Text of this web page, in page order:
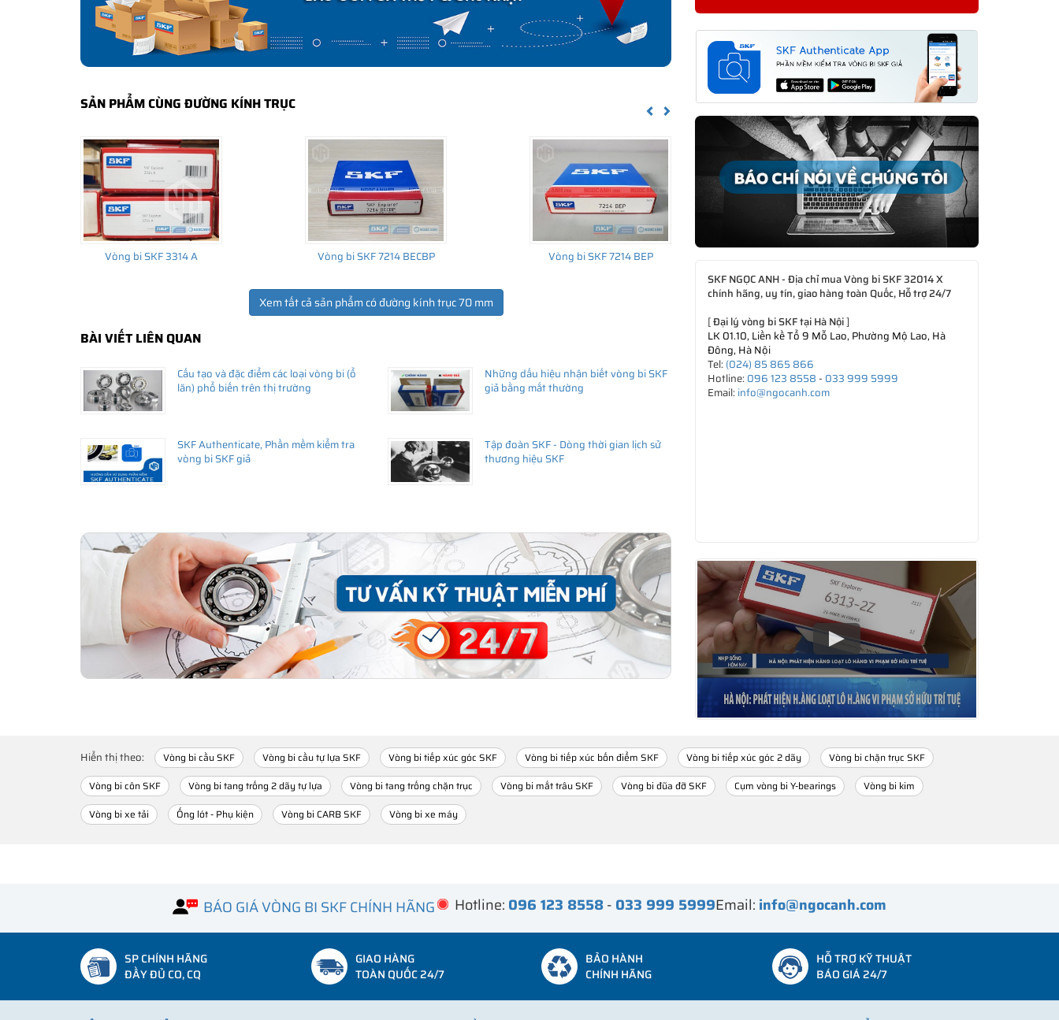
CÁCH NHẬN BIẾT VÀ PHÂN BIỆT VÒNG BI SKF 32014 X CHÍNH HÃNG
Mua hàng tại các đại lý ủy quyền của SKF để yên tâm về nguồn gốc của sản phẩm. Ngoài ra bạn cũng có thể tự kiểm tra
✅ Những cách phân biệt vòng bi SKF giả bằng mắt thường
✅Cảnh báo của chuyên gia SKF về vòng bi SKF giả
THÔNG TIN HỮU ÍCH
Vòng bi SKF chính hãng, Những lưu ý cơ bản trước khi mua hàng
Xuất xứ vòng bi SKF chính hãng ở đâu?
Chất lượng vòng bi SKF chính hãng
SẢN PHẨM CÙNG ĐƯỜNG KÍNH TRỤC Previous
Vòng bi SKF 3314 A Vòng bi SKF 7214 BECBP Vòng bi SKF 7214 BEP
Xem tất cả sản phẩm có đường kính trục 70 mm
BÀI VIẾT LIÊN QUAN
Cấu tạo và đặc điểm các loại vòng bi (ổ
lăn) phổ biến trên thị trường
Những dấu hiệu nhận biết vòng bi SKF
giả bằng mắt thường
SKF Authenticate, Phần mềm kiểm tra
vòng bi SKF giả
Tập đoàn SKF - Dòng thời gian lịch sử
thương hiệu SKF
SKF NGỌC ANH - Địa chỉ mua Vòng bi SKF 32014 X
chính hãng, uy tín, giao hàng toàn Quốc, Hỗ trợ 24/7
[Đại lý vòng bi SKF tại Hà Nội]
LK 01.10, Liền kề Tổ 9 Mỗ Lao, Phường Mộ Lao, Hà
Đông, Hà Nội
Tel: (024) 85 865 866
Hotline: 096 123 8558- 033 999 5999
Email: info@ngocanh.com
Hiển thị theo: Vòng bi cầu SKF Vòng bi cầu tự lựa SKF Vòng bi tiếp xúc góc SKF Vòng bi tiếp xúc bốn điểm SKF Vòng bi tiếp xúc góc 2 dãy
Vòng bi chặn trục SKF
Vòng bi côn SKF
Vòng bi tang trống 2 dãy tự lựa Vòng bi tang trống chặn trục Vòng bi mắt trâu SKF Vòng bi đũa đỡ SKF Cụm vòng bi Y-bearings
Vòng bi kim
Vòng bi xe tải
Ống lót - Phụ kiện Vòng bi CARB SKF Vòng bi xe máy
BÁO GIÁ VÒNG BI SKF CHÍNH HÃNG Hotline: 096 123 8558- 033 999 5999Email: info@ngocanh.com
SP CHÍNH HÃNG
ĐẦY ĐỦ CO, CQ
GIAO HÀNG
TOÀN QUỐC 24/7
BẢO HÀNH
CHÍNH HÃNG
HỖ TRỢ KỸ THUẬT
BÁO GIÁ 24/7